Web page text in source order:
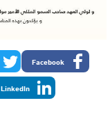
Facebook
LinkedIn